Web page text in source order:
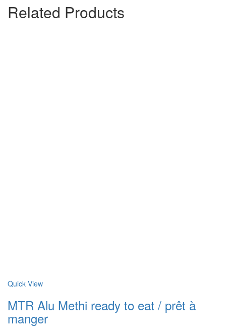
Related Products
Quick View
MTR Alu Methi ready to eat / prêt à
manger